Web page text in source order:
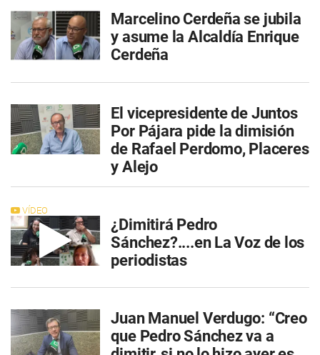
Marcelino Cerdeña se jubila
y asume la Alcaldía Enrique
Cerdeña
El vicepresidente de Juntos
Por Pájara pide la dimisión
de Rafael Perdomo, Placeres
y Alejo
VÍDEO
¿Dimitirá Pedro
Sánchez?....en La Voz de los
periodistas
Juan Manuel Verdugo: “Creo
que Pedro Sánchez va a